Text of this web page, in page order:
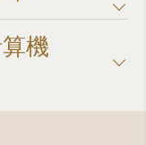
機​